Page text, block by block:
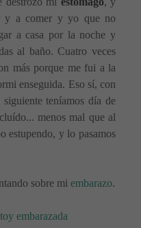
y a comer y yo que no
a casa por la noche y
al baño. Cuatro veces
más porque me fui a la
enseguida. Eso sí, con
teníamos día de
menos mal que al
estupendo, y lo pasamos
sobre mi embarazo.
embarazada